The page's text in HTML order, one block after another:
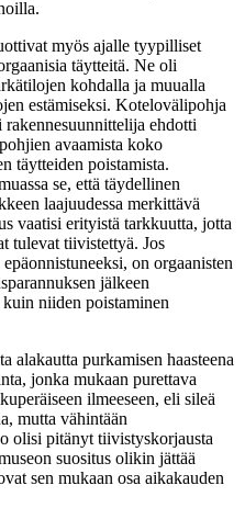
myös ajalle tyypilliset
täytteitä. Ne oli
kohdalla ja muualla
estämiseksi. Kotelovälipohja
ehdotti
avaamista koko
täytteiden poistamista.
se, että täydellinen
laajuudessa merkittävä
vaatisi erityistä tarkkuutta, jotta
tulevat tiivistettyä. Jos
on orgaanisten
jälkeen
niiden poistaminen
alakautta purkamisen haasteena
jonka mukaan purettava
ilmeeseen, eli sileä
mutta vähintään
olisi pitänyt tiivistyskorjausta
suositus olikin jättää
sen mukaan osa aikakauden